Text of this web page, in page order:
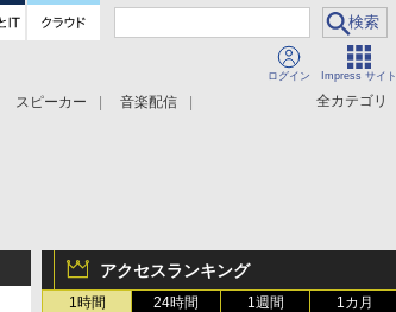
ログイン Impress サイト
全カテゴリ
スピーカー
音楽配信
アクセスランキング
1時間 24時間 1週間 1カ月